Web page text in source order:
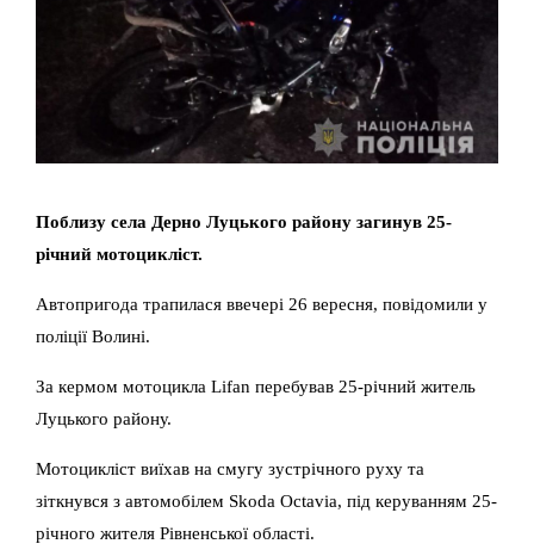
Поблизу села Дерно Луцького району загинув 25-
річний мотоцикліст.
Автопригода трапилася ввечері 26 вересня, повідомили у
поліції Волині.
За кермом мотоцикла Lifan перебував 25-річний житель
Луцького району.
Мотоцикліст виїхав на смугу зустрічного руху та
зіткнувся з автомобілем Skoda Octavia, під керуванням 25-
річного жителя Рівненської області.